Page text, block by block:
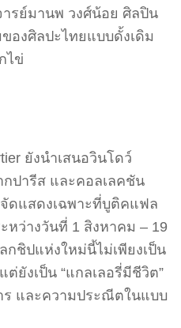
รย์มานพ วงศ์น้อย ศิลปิน
องศิลปะไทยแบบดั้งเดิม
ไข่
ยังนำเสนอวินโดว์
ปารีส และคอลเลคชัน
จัดแสดงเฉพาะที่บูติคแฟล
หว่างวันที่ 1 สิงหาคม – 19
ชิปแห่งใหม่นี้ไม่เพียงเป็น
ยังเป็น “แกลเลอรี่มีชีวิต”
และความประณีตในแบบ